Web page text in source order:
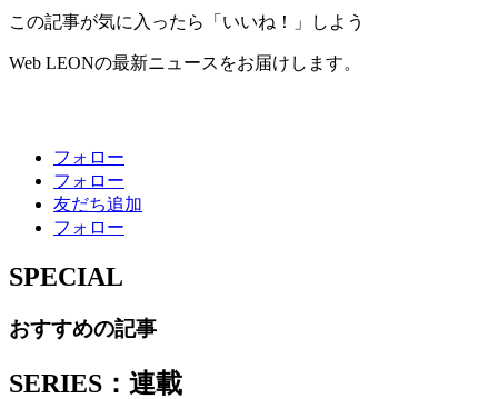
この記事が気に入ったら「いいね！」しよう
Web LEONの最新ニュースをお届けします。
フォロー
フォロー
友だち追加
フォロー
SPECIAL
おすすめの記事
SERIES：連載